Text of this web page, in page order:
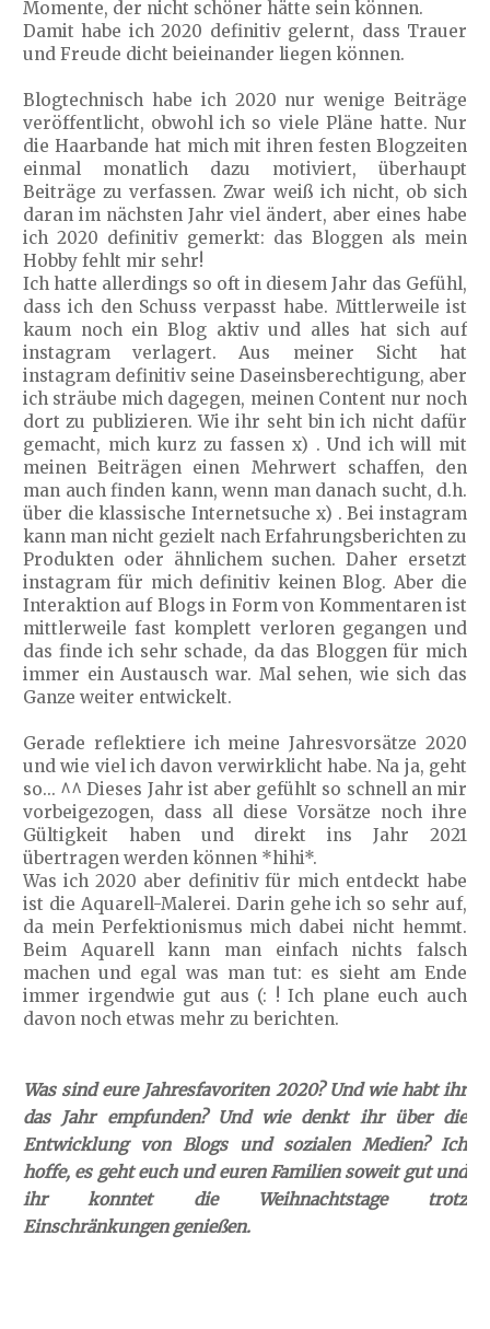
Momente, der nicht schöner hätte sein können.
Damit habe ich 2020 definitiv gelernt, dass Trauer
und Freude dicht beieinander liegen können.
Blogtechnisch habe ich 2020 nur wenige Beiträge
veröffentlicht, obwohl ich so viele Pläne hatte. Nur
die Haarbande hat mich mit ihren festen Blogzeiten
einmal monatlich dazu motiviert, überhaupt
Beiträge zu verfassen. Zwar weiß ich nicht, ob sich
daran im nächsten Jahr viel ändert, aber eines habe
ich 2020 definitiv gemerkt: das Bloggen als mein
Hobby fehlt mir sehr!
Ich hatte allerdings so oft in diesem Jahr das Gefühl,
dass ich den Schuss verpasst habe. Mittlerweile ist
kaum noch ein Blog aktiv und alles hat sich auf
instagram verlagert. Aus meiner Sicht hat
instagram definitiv seine Daseinsberechtigung, aber
ich sträube mich dagegen, meinen Content nur noch
dort zu publizieren. Wie ihr seht bin ich nicht dafür
gemacht, mich kurz zu fassen x) . Und ich will mit
meinen Beiträgen einen Mehrwert schaffen, den
man auch finden kann, wenn man danach sucht, d.h.
über die klassische Internetsuche x) . Bei instagram
kann man nicht gezielt nach Erfahrungsberichten zu
Produkten oder ähnlichem suchen. Daher ersetzt
instagram für mich definitiv keinen Blog. Aber die
Interaktion auf Blogs in Form von Kommentaren ist
mittlerweile fast komplett verloren gegangen und
das finde ich sehr schade, da das Bloggen für mich
immer ein Austausch war. Mal sehen, wie sich das
Ganze weiter entwickelt.
Gerade reflektiere ich meine Jahresvorsätze 2020
und wie viel ich davon verwirklicht habe. Na ja, geht
so... ^^ Dieses Jahr ist aber gefühlt so schnell an mir
vorbeigezogen, dass all diese Vorsätze noch ihre
Gültigkeit haben und direkt ins Jahr 2021
übertragen werden können *hihi*.
Was ich 2020 aber definitiv für mich entdeckt habe
ist die Aquarell-Malerei. Darin gehe ich so sehr auf,
da mein Perfektionismus mich dabei nicht hemmt.
Beim Aquarell kann man einfach nichts falsch
machen und egal was man tut: es sieht am Ende
immer irgendwie gut aus (: ! Ich plane euch auch
davon noch etwas mehr zu berichten.
Was sind eure Jahresfavoriten 2020? Und wie habt ihr
das Jahr empfunden? Und wie denkt ihr über die
Entwicklung von Blogs und sozialen Medien? Ich
hoffe, es geht euch und euren Familien soweit gut und
ihr konntet die Weihnachtstage trotz
Einschränkungen genießen.